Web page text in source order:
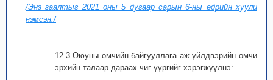
/Энэ заалтыг 2021 оны 5 дугаар сарын 6-ны өдрийн хуулиар
нэмсэн./
12.3.Оюуны өмчийн байгууллага аж үйлдвэрийн өмчийн
эрхийн талаар дараах чиг үүргийг хэрэгжүүлнэ: